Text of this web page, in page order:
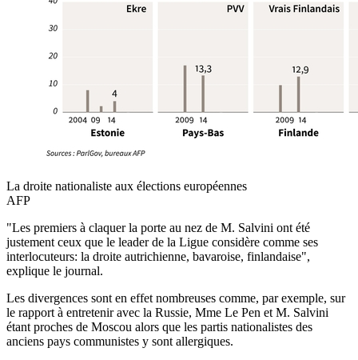
La droite nationaliste aux élections européennes
AFP
"Les premiers à claquer la porte au nez de M. Salvini ont été
justement ceux que le leader de la Ligue considère comme ses
interlocuteurs: la droite autrichienne, bavaroise, finlandaise",
explique le journal.
Les divergences sont en effet nombreuses comme, par exemple, sur
le rapport à entretenir avec la Russie, Mme Le Pen et M. Salvini
étant proches de Moscou alors que les partis nationalistes des
anciens pays communistes y sont allergiques.